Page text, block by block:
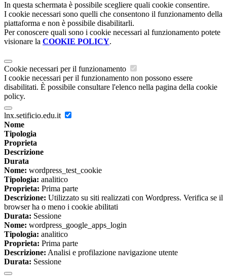
In questa schermata è possibile scegliere quali cookie consentire.
I cookie necessari sono quelli che consentono il funzionamento della
piattaforma e non è possibile disabilitarli.
Per conoscere quali sono i cookie necessari al funzionamento potete
visionare la COOKIE POLICY.
Cookie necessari per il funzionamento
I cookie necessari per il funzionamento non possono essere
disabilitati. È possibile consultare l'elenco nella pagina della cookie
policy.
lnx.setificio.edu.it
Nome
Tipologia
Proprieta
Descrizione
Durata
Nome: wordpress_test_cookie
Tipologia: analitico
Proprieta: Prima parte
Descrizione: Utilizzato su siti realizzati con Wordpress. Verifica se il
browser ha o meno i cookie abilitati
Durata: Sessione
Nome: wordpress_google_apps_login
Tipologia: analitico
Proprieta: Prima parte
Descrizione: Analisi e profilazione navigazione utente
Durata: Sessione